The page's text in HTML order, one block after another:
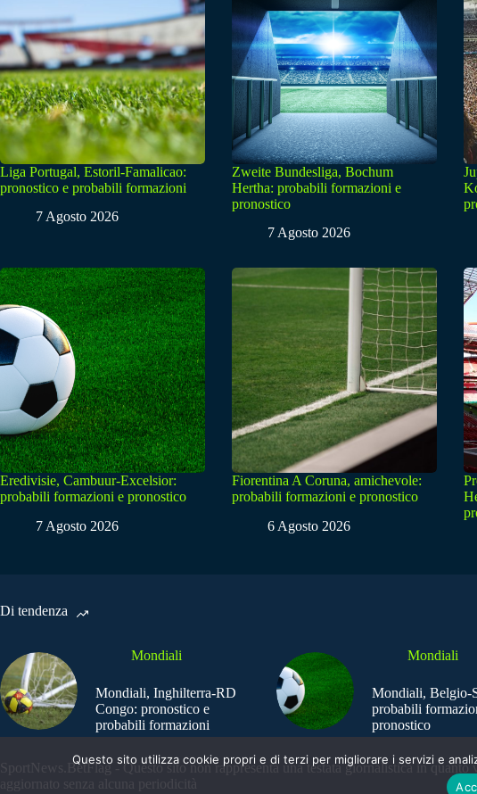
Liga Portugal, Estoril-Famalicao:
pronostico e probabili formazioni
7 Agosto 2026
Zweite Bundesliga, Bochum
Hertha: probabili formazioni e
pronostico
7 Agosto 2026
Eredivisie, Cambuur-Excelsior:
probabili formazioni e pronostico
7 Agosto 2026
Fiorentina A Coruna, amichevole:
probabili formazioni e pronostico
6 Agosto 2026
Di tendenza
Mondiali
Mondiali, Inghilterra-RD
Congo: pronostico e
probabili formazioni
Mondiali
Mondiali, Belgio-
probabili
pronostico
SportNews.BetFlag - Questo sito non rappresenta una testata giornalistica in quanto
aggiornato senza alcuna periodicità
Questo sito utilizza cookie propri e di terzi per migliorare i servizi e